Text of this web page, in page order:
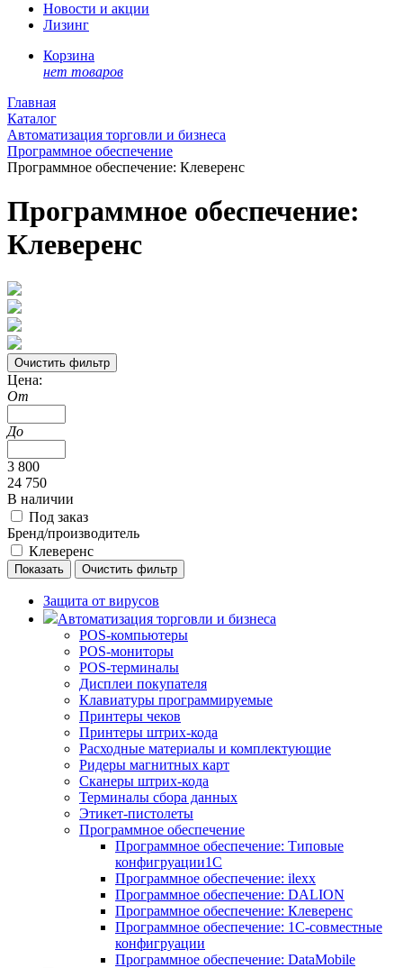
Новости и акции
Лизинг
Корзина
нет товаров
Главная
Каталог
Автоматизация торговли и бизнеса
Программное обеспечение
Программное обеспечение: Клеверенс
Программное обеспечение:
Клеверенс
Цена:
От
До
3 800
24 750
В наличии
Под заказ
Бренд/производитель
Клеверенс
Защита от вирусов
Автоматизация торговли и бизнеса
POS-компьютеры
POS-мониторы
POS-терминалы
Дисплеи покупателя
Клавиатуры программируемые
Принтеры чеков
Принтеры штрих-кода
Расходные материалы и комплектующие
Ридеры магнитных карт
Сканеры штрих-кода
Терминалы сбора данных
Этикет-пистолеты
Программное обеспечение
Программное обеспечение: Типовые
конфигруации1С
Программное обеспечение: ilexx
Программное обеспечение: DALION
Программное обеспечение: Клеверенс
Программное обеспечение: 1С-совместные
конфигруации
Программное обеспечение: DataMobile